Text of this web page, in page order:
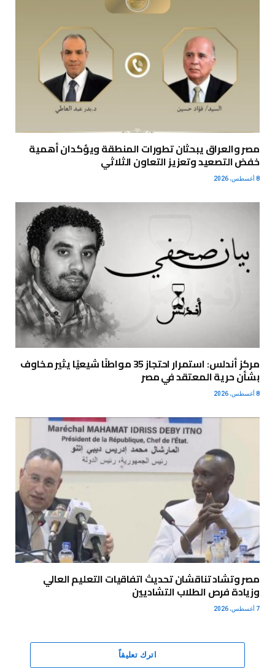
مصر والعراق يبحثان تطورات المنطقة ويؤكدان أهمية
خفض التصعيد وتعزيز التعاون الثلاثي
8 أغسطس، 2026
مركز أندلس: استمرار احتجاز 35 مواطنًا شيعيًا يثير مخاوف
بشأن حرية المعتقد في مصر
8 أغسطس، 2026
مصر وتشاد تناقشان تحديث اتفاقيات التعليم العالي
وزيادة فرص الطلاب التشاديين
7 أغسطس، 2026
اترك تعليقاً